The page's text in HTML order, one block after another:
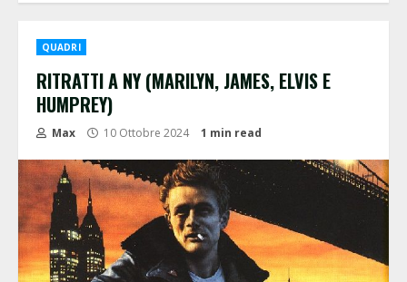
QUADRI
RITRATTI A NY (MARILYN, JAMES, ELVIS E
HUMPREY)
Max 10 Ottobre 2024 1 min read